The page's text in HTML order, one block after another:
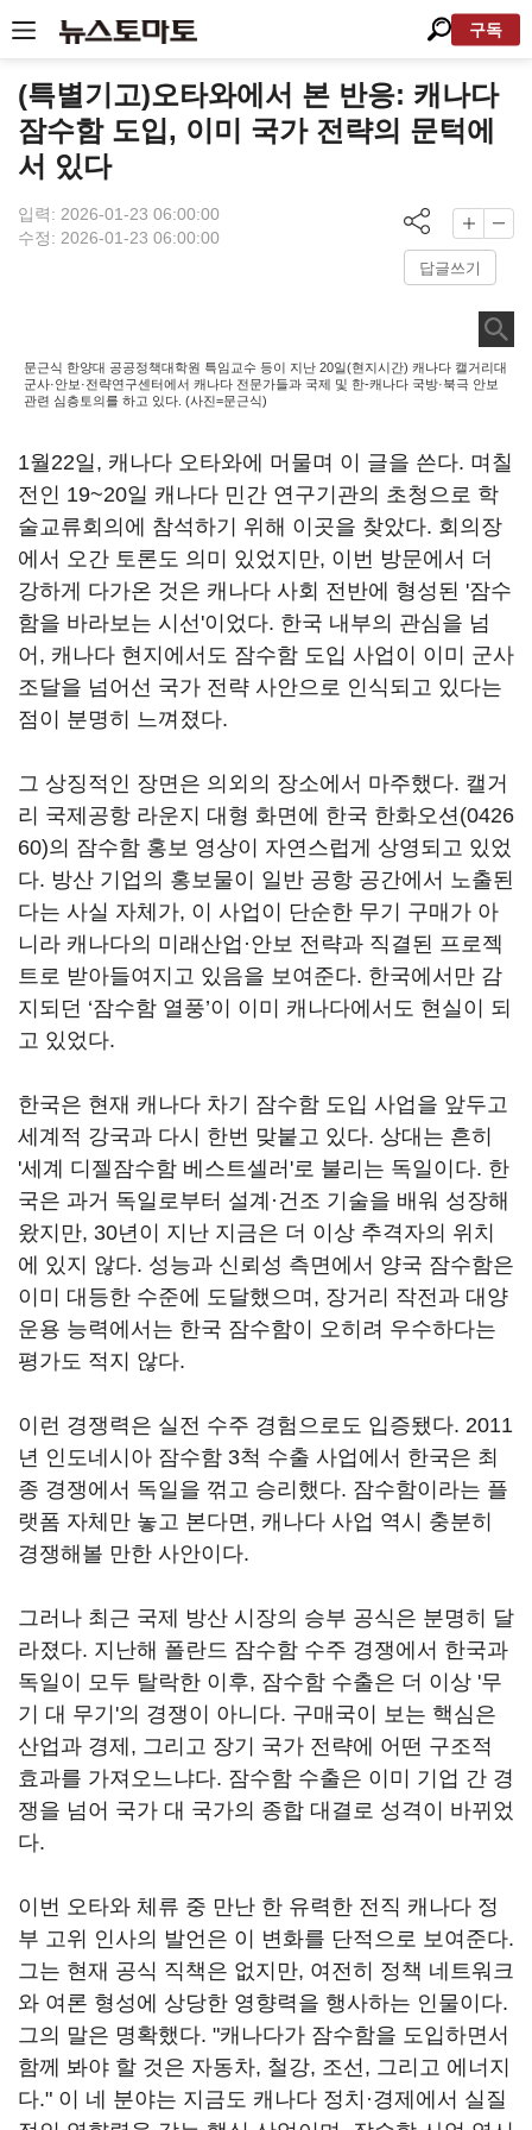
구독
(특별기고)오타와에서 본 반응: 캐나다
잠수함 도입, 이미 국가 전략의 문턱에
서 있다
입력: 2026-01-23 06:00:00
수정: 2026-01-23 06:00:00
답글쓰기
문근식 한양대 공공정책대학원 특임교수 등이 지난 20일(현지시간) 캐나다 캘거리대
군사·안보·전략연구센터에서 캐나다 전문가들과 국제 및 한-캐나다 국방·북극 안보
관련 심층토의를 하고 있다. (사진=문근식)
1월22일, 캐나다 오타와에 머물며 이 글을 쓴다. 며칠
전인 19~20일 캐나다 민간 연구기관의 초청으로 학
술교류회의에 참석하기 위해 이곳을 찾았다. 회의장
에서 오간 토론도 의미 있었지만, 이번 방문에서 더
강하게 다가온 것은 캐나다 사회 전반에 형성된 '잠수
함을 바라보는 시선'이었다. 한국 내부의 관심을 넘
어, 캐나다 현지에서도 잠수함 도입 사업이 이미 군사
조달을 넘어선 국가 전략 사안으로 인식되고 있다는
점이 분명히 느껴졌다.
그 상징적인 장면은 의외의 장소에서 마주했다. 캘거
리 국제공항 라운지 대형 화면에 한국 한화오션(0426
60)의 잠수함 홍보 영상이 자연스럽게 상영되고 있었
다. 방산 기업의 홍보물이 일반 공항 공간에서 노출된
다는 사실 자체가, 이 사업이 단순한 무기 구매가 아
니라 캐나다의 미래산업·안보 전략과 직결된 프로젝
트로 받아들여지고 있음을 보여준다. 한국에서만 감
지되던 ‘잠수함 열풍’이 이미 캐나다에서도 현실이 되
고 있었다.
한국은 현재 캐나다 차기 잠수함 도입 사업을 앞두고
세계적 강국과 다시 한번 맞붙고 있다. 상대는 흔히
'세계 디젤잠수함 베스트셀러'로 불리는 독일이다. 한
국은 과거 독일로부터 설계·건조 기술을 배워 성장해
왔지만, 30년이 지난 지금은 더 이상 추격자의 위치
에 있지 않다. 성능과 신뢰성 측면에서 양국 잠수함은
이미 대등한 수준에 도달했으며, 장거리 작전과 대양
운용 능력에서는 한국 잠수함이 오히려 우수하다는
평가도 적지 않다.
이런 경쟁력은 실전 수주 경험으로도 입증됐다. 2011
년 인도네시아 잠수함 3척 수출 사업에서 한국은 최
종 경쟁에서 독일을 꺾고 승리했다. 잠수함이라는 플
랫폼 자체만 놓고 본다면, 캐나다 사업 역시 충분히
경쟁해볼 만한 사안이다.
그러나 최근 국제 방산 시장의 승부 공식은 분명히 달
라졌다. 지난해 폴란드 잠수함 수주 경쟁에서 한국과
독일이 모두 탈락한 이후, 잠수함 수출은 더 이상 '무
기 대 무기'의 경쟁이 아니다. 구매국이 보는 핵심은
산업과 경제, 그리고 장기 국가 전략에 어떤 구조적
효과를 가져오느냐다. 잠수함 수출은 이미 기업 간 경
쟁을 넘어 국가 대 국가의 종합 대결로 성격이 바뀌었
다.
이번 오타와 체류 중 만난 한 유력한 전직 캐나다 정
부 고위 인사의 발언은 이 변화를 단적으로 보여준다.
그는 현재 공식 직책은 없지만, 여전히 정책 네트워크
와 여론 형성에 상당한 영향력을 행사하는 인물이다.
그의 말은 명확했다. "캐나다가 잠수함을 도입하면서
함께 봐야 할 것은 자동차, 철강, 조선, 그리고 에너지
다." 이 네 분야는 지금도 캐나다 정치·경제에서 실질